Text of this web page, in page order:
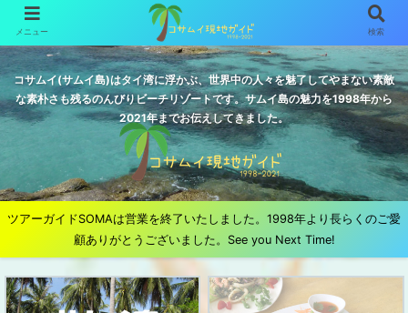
コサムイ(サムイ島)はタイ湾に浮かぶ、世界中の人々を魅了してやまない素敵
な素朴さも残るのんびりビーチリゾートです。サムイ島の魅力を1998年から
2021年までお伝えしてきました。
ツアーガイドSOMAは営業を終了いたしました。1998年より長らくのご愛
顧ありがとうございました。See you Next Time!
メニュー 検索